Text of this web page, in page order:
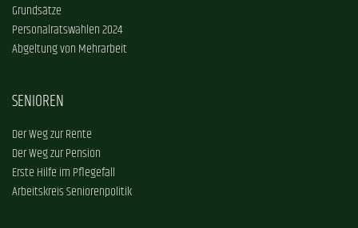
Grundsätze
Personalratswahlen 2024
Abgeltung von Mehrarbeit
SENIOREN
Der Weg zur Rente
Der Weg zur Pension
Erste Hilfe im Pflegefall
Arbeitskreis Seniorenpolitik